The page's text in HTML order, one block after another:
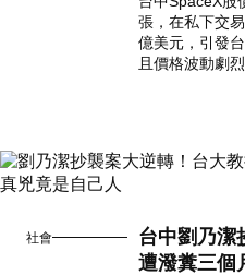
張，在私下交
億美元，引發
且價格波動劇
社會
台中劉乃潔
遭潑糞三個